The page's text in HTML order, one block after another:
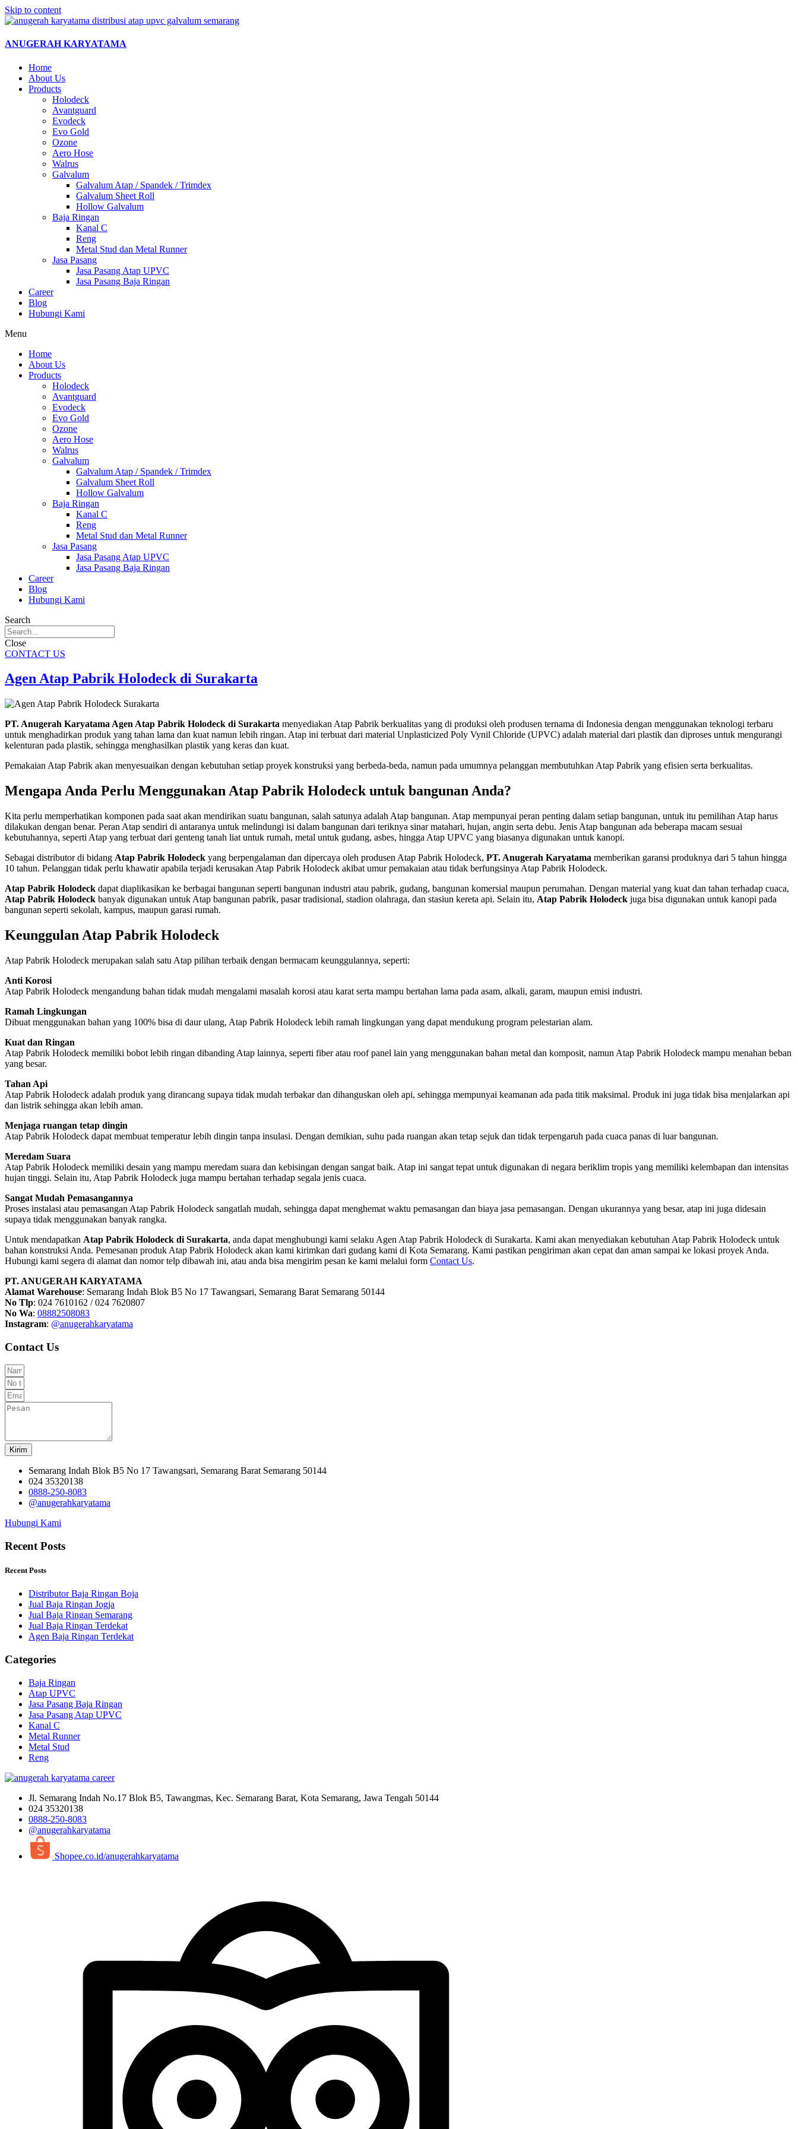
Skip to content
ANUGERAH KARYATAMA
Home
About Us
Products
Holodeck
Avantguard
Evodeck
Evo Gold
Ozone
Aero Hose
Walrus
Galvalum
Galvalum Atap / Spandek / Trimdex
Galvalum Sheet Roll
Hollow Galvalum
Baja Ringan
Kanal C
Reng
Metal Stud dan Metal Runner
Jasa Pasang
Jasa Pasang Atap UPVC
Jasa Pasang Baja Ringan
Career
Blog
Hubungi Kami
Menu
Home
About Us
Products
Holodeck
Avantguard
Evodeck
Evo Gold
Ozone
Aero Hose
Walrus
Galvalum
Galvalum Atap / Spandek / Trimdex
Galvalum Sheet Roll
Hollow Galvalum
Baja Ringan
Kanal C
Reng
Metal Stud dan Metal Runner
Jasa Pasang
Jasa Pasang Atap UPVC
Jasa Pasang Baja Ringan
Career
Blog
Hubungi Kami
Search
Close
CONTACT US
Agen Atap Pabrik Holodeck di Surakarta
PT. Anugerah Karyatama Agen Atap Pabrik Holodeck di Surakarta menyediakan Atap Pabrik berkualitas yang di produksi oleh produsen ternama di Indonesia dengan menggunakan teknologi terbaru
untuk menghadirkan produk yang tahan lama dan kuat namun lebih ringan. Atap ini terbuat dari material Unplasticized Poly Vynil Chloride (UPVC) adalah material dari plastik dan diproses untuk mengurangi
kelenturan pada plastik, sehingga menghasilkan plastik yang keras dan kuat.
Pemakaian Atap Pabrik akan menyesuaikan dengan kebutuhan setiap proyek konstruksi yang berbeda-beda, namun pada umumnya pelanggan membutuhkan Atap Pabrik yang efisien serta berkualitas.
Mengapa Anda Perlu Menggunakan Atap Pabrik Holodeck untuk bangunan Anda?
Kita perlu memperhatikan komponen pada saat akan mendirikan suatu bangunan, salah satunya adalah Atap bangunan. Atap mempunyai peran penting dalam setiap bangunan, untuk itu pemilihan Atap harus
dilakukan dengan benar. Peran Atap sendiri di antaranya untuk melindungi isi dalam bangunan dari teriknya sinar matahari, hujan, angin serta debu. Jenis Atap bangunan ada beberapa macam sesuai
kebutuhannya, seperti Atap yang terbuat dari genteng tanah liat untuk rumah, metal untuk gudang, asbes, hingga Atap UPVC yang biasanya digunakan untuk kanopi.
Sebagai distributor di bidang Atap Pabrik Holodeck yang berpengalaman dan dipercaya oleh produsen Atap Pabrik Holodeck, PT. Anugerah Karyatama memberikan garansi produknya dari 5 tahun hingga
10 tahun. Pelanggan tidak perlu khawatir apabila terjadi kerusakan Atap Pabrik Holodeck akibat umur pemakaian atau tidak berfungsinya Atap Pabrik Holodeck.
Atap Pabrik Holodeck dapat diaplikasikan ke berbagai bangunan seperti bangunan industri atau pabrik, gudang, bangunan komersial maupun perumahan. Dengan material yang kuat dan tahan terhadap cuaca,
Atap Pabrik Holodeck banyak digunakan untuk Atap bangunan pabrik, pasar tradisional, stadion olahraga, dan stasiun kereta api. Selain itu, Atap Pabrik Holodeck juga bisa digunakan untuk kanopi pada
bangunan seperti sekolah, kampus, maupun garasi rumah.
Keunggulan Atap Pabrik Holodeck
Atap Pabrik Holodeck merupakan salah satu Atap pilihan terbaik dengan bermacam keunggulannya, seperti:
Anti Korosi
Atap Pabrik Holodeck mengandung bahan tidak mudah mengalami masalah korosi atau karat serta mampu bertahan lama pada asam, alkali, garam, maupun emisi industri.
Ramah Lingkungan
Dibuat menggunakan bahan yang 100% bisa di daur ulang, Atap Pabrik Holodeck lebih ramah lingkungan yang dapat mendukung program pelestarian alam.
Kuat dan Ringan
Atap Pabrik Holodeck memiliki bobot lebih ringan dibanding Atap lainnya, seperti fiber atau roof panel lain yang menggunakan bahan metal dan komposit, namun Atap Pabrik Holodeck mampu menahan beban
yang besar.
Tahan Api
Atap Pabrik Holodeck adalah produk yang dirancang supaya tidak mudah terbakar dan dihanguskan oleh api, sehingga mempunyai keamanan ada pada titik maksimal. Produk ini juga tidak bisa menjalarkan api
dan listrik sehingga akan lebih aman.
Menjaga ruangan tetap dingin
Atap Pabrik Holodeck dapat membuat temperatur lebih dingin tanpa insulasi. Dengan demikian, suhu pada ruangan akan tetap sejuk dan tidak terpengaruh pada cuaca panas di luar bangunan.
Meredam Suara
Atap Pabrik Holodeck memiliki desain yang mampu meredam suara dan kebisingan dengan sangat baik. Atap ini sangat tepat untuk digunakan di negara beriklim tropis yang memiliki kelembapan dan intensitas
hujan tinggi. Selain itu, Atap Pabrik Holodeck juga mampu bertahan terhadap segala jenis cuaca.
Sangat Mudah Pemasangannya
Proses instalasi atau pemasangan Atap Pabrik Holodeck sangatlah mudah, sehingga dapat menghemat waktu pemasangan dan biaya jasa pemasangan. Dengan ukurannya yang besar, atap ini juga didesain
supaya tidak menggunakan banyak rangka.
Untuk mendapatkan Atap Pabrik Holodeck di Surakarta, anda dapat menghubungi kami selaku Agen Atap Pabrik Holodeck di Surakarta. Kami akan menyediakan kebutuhan Atap Pabrik Holodeck untuk
bahan konstruksi Anda. Pemesanan produk Atap Pabrik Holodeck akan kami kirimkan dari gudang kami di Kota Semarang. Kami pastikan pengiriman akan cepat dan aman sampai ke lokasi proyek Anda.
Hubungi kami segera di alamat dan nomor telp dibawah ini, atau anda bisa mengirim pesan ke kami melalui form Contact Us.
PT. ANUGERAH KARYATAMA
Alamat Warehouse: Semarang Indah Blok B5 No 17 Tawangsari, Semarang Barat Semarang 50144
No Tlp: 024 7610162 / 024 7620807
No Wa: 08882508083
Instagram: @anugerahkaryatama
Contact Us
Kirim
Semarang Indah Blok B5 No 17 Tawangsari, Semarang Barat Semarang 50144
024 35320138
0888-250-8083
@anugerahkaryatama
Hubungi Kami
Recent Posts
Recent Posts
Distributor Baja Ringan Boja
Jual Baja Ringan Jogja
Jual Baja Ringan Semarang
Jual Baja Ringan Terdekat
Agen Baja Ringan Terdekat
Categories
Baja Ringan
Atap UPVC
Jasa Pasang Baja Ringan
Jasa Pasang Atap UPVC
Kanal C
Metal Runner
Metal Stud
Reng
Jl. Semarang Indah No.17 Blok B5, Tawangmas, Kec. Semarang Barat, Kota Semarang, Jawa Tengah 50144
024 35320138
0888-250-8083
@anugerahkaryatama
Shopee.co.id/anugerahkaryatama